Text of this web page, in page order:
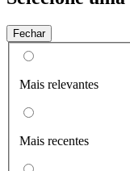
Fechar
Mais relevantes
Mais recentes